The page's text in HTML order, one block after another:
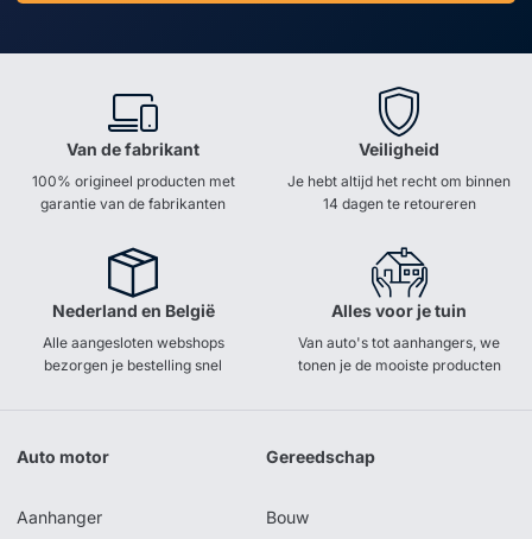
Van de fabrikant
100% origineel producten met
garantie van de fabrikanten
Veiligheid
Je hebt altijd het recht om binnen
14 dagen te retoureren
Nederland en België
Alle aangesloten webshops
bezorgen je bestelling snel
Alles voor je tuin
Van auto's tot aanhangers, we
tonen je de mooiste producten
Auto motor
Aanhanger
Gereedschap
Bouw